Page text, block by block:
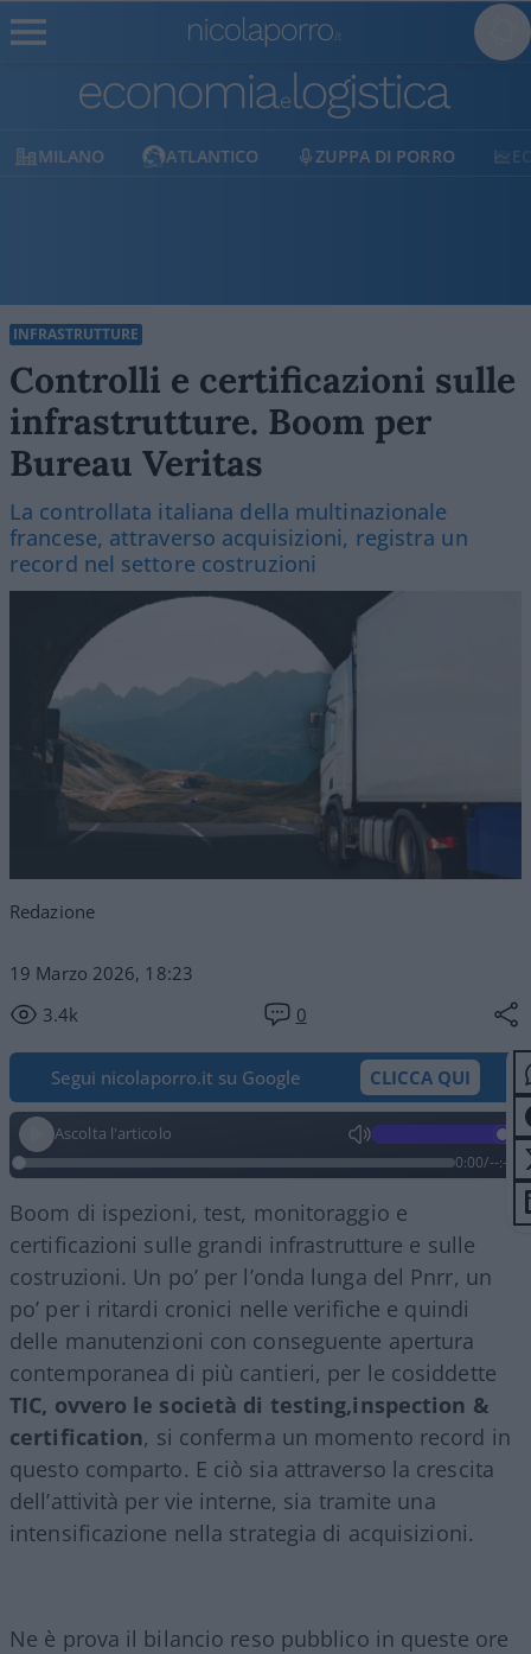
MILANO ATLANTICO ZUPPA DI PORRO
INFRASTRUTTURE
Controlli e certificazioni sulle
infrastrutture. Boom per
Bureau Veritas
La controllata italiana della multinazionale
francese, attraverso acquisizioni, registra un
record nel settore costruzioni
Redazione
19 Marzo 2026, 18:23
3.4k
0
Segui nicolaporro.it su Google CLICCA QUI
Ascolta l'articolo
0:00/--:--
Boom di ispezioni, test, monitoraggio e
certificazioni sulle grandi infrastrutture e sulle
costruzioni. Un po’ per l’onda lunga del Pnrr, un
po’ per i ritardi cronici nelle verifiche e quindi
delle manutenzioni con conseguente apertura
contemporanea di più cantieri, per le cosiddette
TIC, ovvero le società di testing,inspection &
certification, si conferma un momento record in
questo comparto. E ciò sia attraverso la crescita
dell’attività per vie interne, sia tramite una
intensificazione nella strategia di acquisizioni.
Ne è prova il bilancio reso pubblico in queste ore